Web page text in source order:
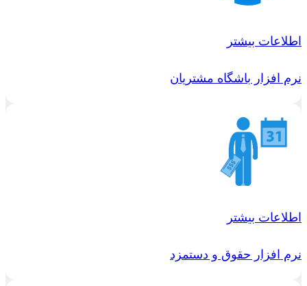
اطلاعات بیشتر
نرم افزار باشگاه مشتریان
اطلاعات بیشتر
نرم افزار حقوق و دستمزد